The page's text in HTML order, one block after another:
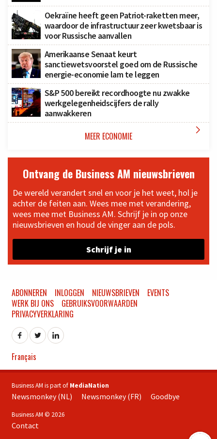
Oekraïne heeft geen Patriot-raketten meer,
waardoor de infrastructuur zeer kwetsbaar is
voor Russische aanvallen
Amerikaanse Senaat keurt
sanctiewetsvoorstel goed om de Russische
energie-economie lam te leggen
S&P 500 bereikt recordhoogte nu zwakke
werkgelegenheidscijfers de rally
aanwakkeren
MEER ECONOMIE 
Ontvang de Business AM nieuwsbrieven
De wereld verandert snel en voor je het weet, hol je
achter de feiten aan. Wees mee met verandering,
wees mee met Business AM. Schrijf je in op onze
nieuwsbrieven en houd de vinger aan de pols.
Schrijf je in
ABONNEREN INLOGGEN NIEUWSBRIEVEN
EVENTS
WERK BIJ ONS
GEBRUIKSVOORWAARDEN
PRIVACYVERKLARING
Français
Business AM is part of MediaNation
Newsmonkey (NL) Newsmonkey (FR) Goodbye
Business AM © 2026
Contact